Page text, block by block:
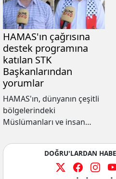
HAMAS'ın çağrısına
destek programına
katılan STK
Başkanlarından
yorumlar
HAMAS'ın, dünyanın çeşitli
bölgelerindeki
Müslümanları ve insan
Ağustos Cuma günü gösteri
yapma çağrısında
bulunması üzerine
DOĞRU'LARDAN